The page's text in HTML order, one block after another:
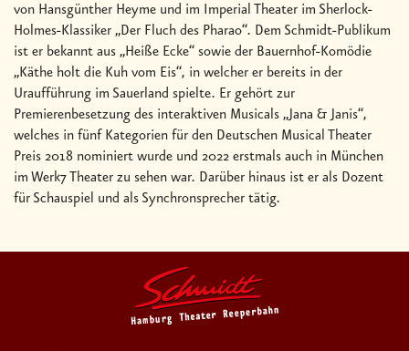
von Hansgünther Heyme und im Imperial Theater im Sherlock-
Holmes-Klassiker „Der Fluch des Pharao“. Dem Schmidt-Publikum
ist er bekannt aus „Heiße Ecke“ sowie der Bauernhof-Komödie
„Käthe holt die Kuh vom Eis“, in welcher er bereits in der
Uraufführung im Sauerland spielte. Er gehört zur
Premierenbesetzung des interaktiven Musicals „Jana & Janis“,
welches in fünf Kategorien für den Deutschen Musical Theater
Preis 2018 nominiert wurde und 2022 erstmals auch in München
im Werk7 Theater zu sehen war. Darüber hinaus ist er als Dozent
für Schauspiel und als Synchronsprecher tätig.